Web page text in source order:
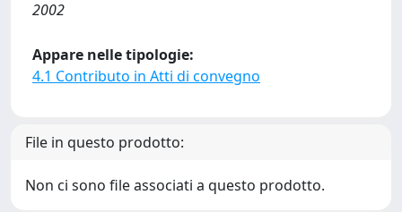
2002
Appare nelle tipologie:
4.1 Contributo in Atti di convegno
File in questo prodotto:
Non ci sono file associati a questo prodotto.